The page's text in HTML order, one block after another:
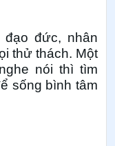
đức, nhân
thử thách. Một
nói thì tìm
sống bình tâm